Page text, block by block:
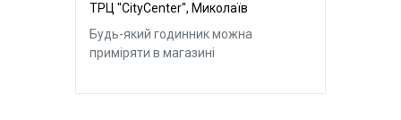
ТРЦ "CityCenter", Миколаїв
Будь-який годинник можна
приміряти в магазині